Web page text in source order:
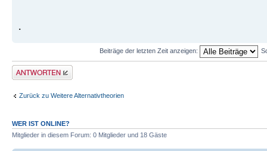
.
Beiträge der letzten Zeit anzeigen:
Antwort erstellen
Zurück zu Weitere Alternativtheorien
WER IST ONLINE?
Mitglieder in diesem Forum: 0 Mitglieder und 18 Gäste